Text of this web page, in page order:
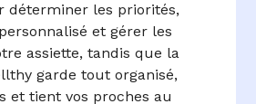
déterminer les priorités,
et gérer les
assiette, tandis que la
garde tout organisé,
et tient vos proches au